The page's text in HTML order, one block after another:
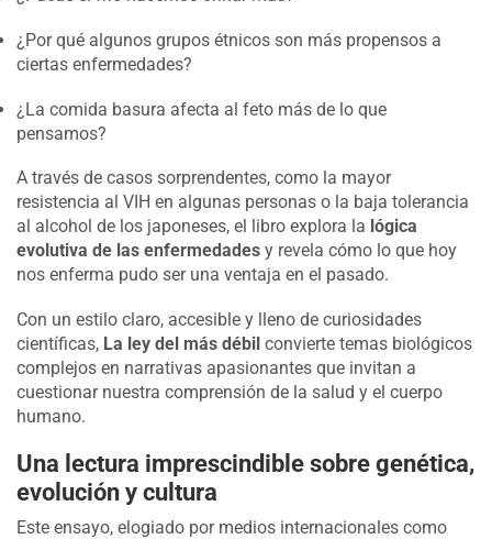
¿Por qué algunos grupos étnicos son más propensos a
ciertas enfermedades?
¿La comida basura afecta al feto más de lo que
pensamos?
A través de casos sorprendentes, como la mayor
resistencia al VIH en algunas personas o la baja tolerancia
al alcohol de los japoneses, el libro explora la lógica
evolutiva de las enfermedades y revela cómo lo que hoy
nos enferma pudo ser una ventaja en el pasado.
Con un estilo claro, accesible y lleno de curiosidades
científicas, La ley del más débil convierte temas biológicos
complejos en narrativas apasionantes que invitan a
cuestionar nuestra comprensión de la salud y el cuerpo
humano.
Una lectura imprescindible sobre genética,
evolución y cultura
Este ensayo, elogiado por medios internacionales como